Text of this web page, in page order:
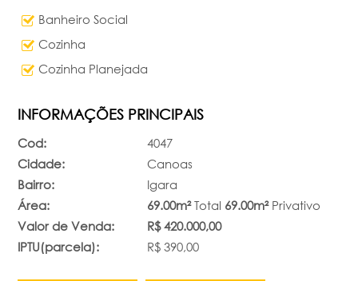
Banheiro Social
Cozinha
Cozinha Planejada
INFORMAÇÕES PRINCIPAIS
Cod:
4047
Cidade:
Canoas
Bairro:
Igara
Área:
69.00m²Total 69.00m²Privativo
Valor de Venda:
R$ 420.000,00
IPTU(parcela):
R$ 390,00